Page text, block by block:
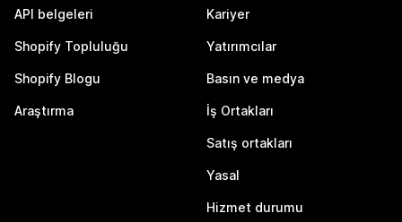
API belgeleri
Shopify Topluluğu
Shopify Blogu
Araştırma
Kariyer
Yatırımcılar
Basın ve medya
İş Ortakları
Satış ortakları
Yasal
Hizmet durumu